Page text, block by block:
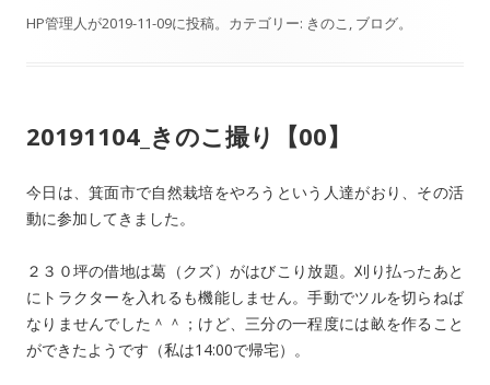
HP管理人が2019-11-09に投稿。カテゴリー: きのこ , ブログ。
20191104_きのこ撮り【00】
今日は、箕面市で自然栽培をやろうという人達がおり、その活
動に参加してきました。
２３０坪の借地は葛（クズ）がはびこり放題。刈り払ったあと
にトラクターを入れるも機能しません。手動でツルを切らねば
なりませんでした＾＾；けど、三分の一程度には畝を作ること
ができたようです（私は14:00で帰宅）。